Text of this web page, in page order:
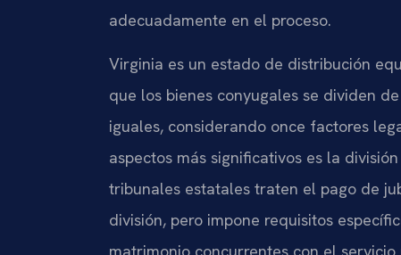
adecuadamente en el proceso.
Virginia es un estado de distribución
que los bienes conyugales se dividen
iguales, considerando once factores
aspectos más significativos es la
tribunales estatales traten el pago de
división, pero impone requisitos